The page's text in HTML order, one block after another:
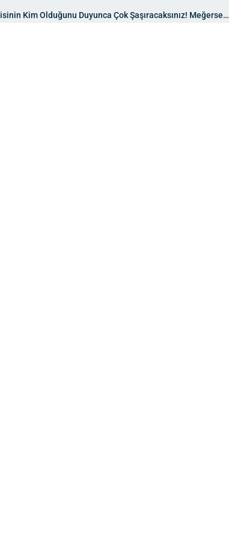
Kim Olduğunu Duyunca Çok Şaşıracaksınız! Meğerse…